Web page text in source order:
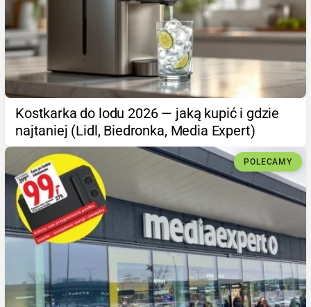
Kostkarka do lodu 2026 — jaką kupić i gdzie
najtaniej (Lidl, Biedronka, Media Expert)
POLECAMY